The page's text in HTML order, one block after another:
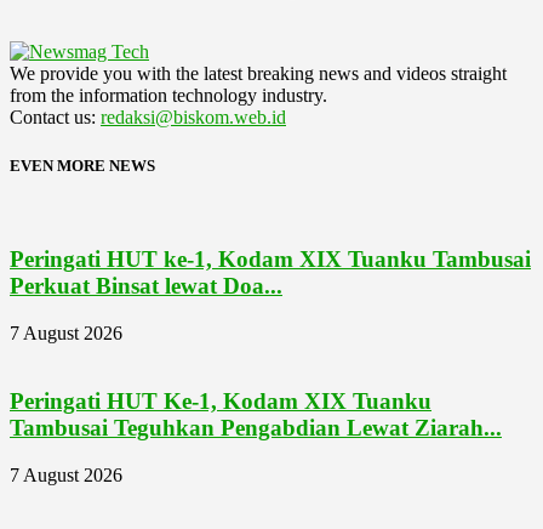
We provide you with the latest breaking news and videos straight
from the information technology industry.
Contact us: redaksi@biskom.web.id
EVEN MORE NEWS
Peringati HUT ke-1, Kodam XIX Tuanku Tambusai
Perkuat Binsat lewat Doa...
7 August 2026
Peringati HUT Ke-1, Kodam XIX Tuanku
Tambusai Teguhkan Pengabdian Lewat Ziarah...
7 August 2026